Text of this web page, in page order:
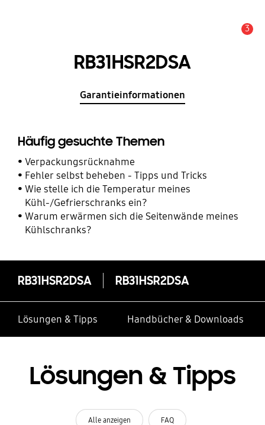
3
RB31HSR2DSA
Garantieinformationen
Häufig gesuchte Themen
Verpackungsrücknahme
Fehler selbst beheben - Tipps und Tricks
Wie stelle ich die Temperatur meines
Kühl-/Gefrierschranks ein?
Warum erwärmen sich die Seitenwände meines
Kühlschranks?
RB31HSR2DSA RB31HSR2DSA
Lösungen & Tipps Handbücher & Downloads
Lösungen & Tipps
Alle anzeigen FAQ